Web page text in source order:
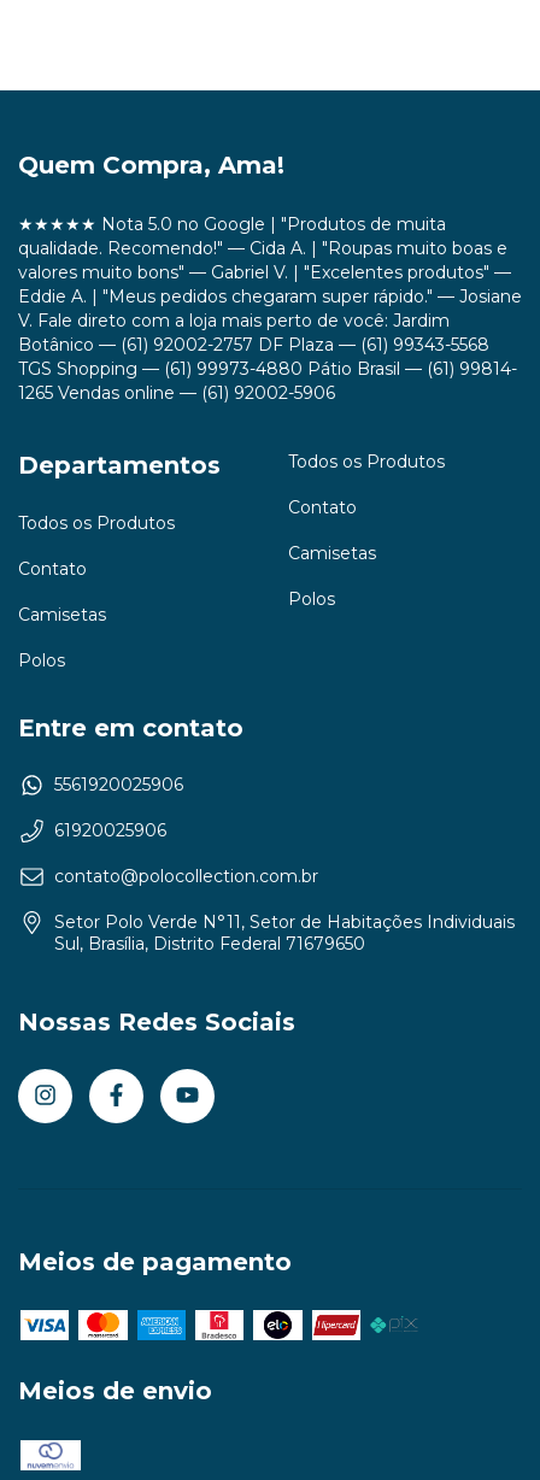
Quem Compra, Ama!
★★★★★ Nota 5.0 no Google | "Produtos de muita
qualidade. Recomendo!" — Cida A. | "Roupas muito boas e
valores muito bons" — Gabriel V. | "Excelentes produtos" —
Eddie A. | "Meus pedidos chegaram super rápido." — Josiane
V. Fale direto com a loja mais perto de você: Jardim
Botânico — (61) 92002-2757 DF Plaza — (61) 99343-5568
TGS Shopping — (61) 99973-4880 Pátio Brasil — (61) 99814-
1265 Vendas online — (61) 92002-5906
Departamentos
Todos os Produtos
Contato
Camisetas
Polos
Todos os Produtos
Contato
Camisetas
Polos
Entre em contato
5561920025906
61920025906
contato@polocollection.com.br
Setor Polo Verde N°11, Setor de Habitações Individuais
Sul, Brasília, Distrito Federal 71679650
Nossas Redes Sociais
Meios de pagamento
Meios de envio